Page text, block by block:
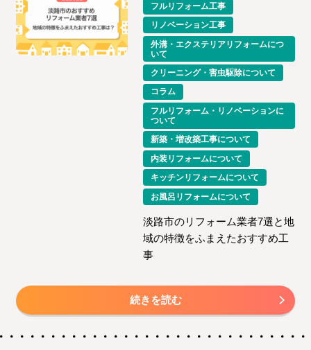
フルリフォーム工事
リノベーション工事
外溝・エクステリアリフォームにつ
いて
クリーニング・害虫駆除について
コラム
フルリフォーム・リノベーションに
ついて
新築・増改築工事について
内装リフォームについて
キッチンリフォームについて
お風呂リフォームについて
淡路市のリフォーム業者7選と地
域の特徴をふまえたおすすめ工
事
続きを読む